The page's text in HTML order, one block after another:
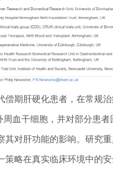
偿期肝硬化患者，在常规
周血干细胞，并对部分患者
其对肝功能的影响。研究重
策略在真实临床环境中的